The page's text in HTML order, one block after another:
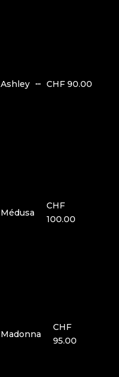
Ashley CHF 90.00
Médusa
CHF
100.00
Madonna
CHF
95.00